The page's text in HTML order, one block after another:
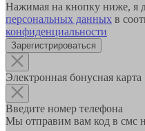
Нажимая на кнопку ниже, я
персональных данных в
конфиденциальности
Зарегистрироваться
Электронная бонусная карта
Введите номер телефона
Мы отправим вам код в смс